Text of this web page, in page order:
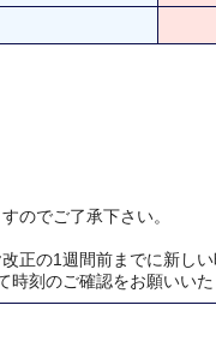
のでご了承下さい。
正の1週間前までに新し
刻のご確認をお願いいた